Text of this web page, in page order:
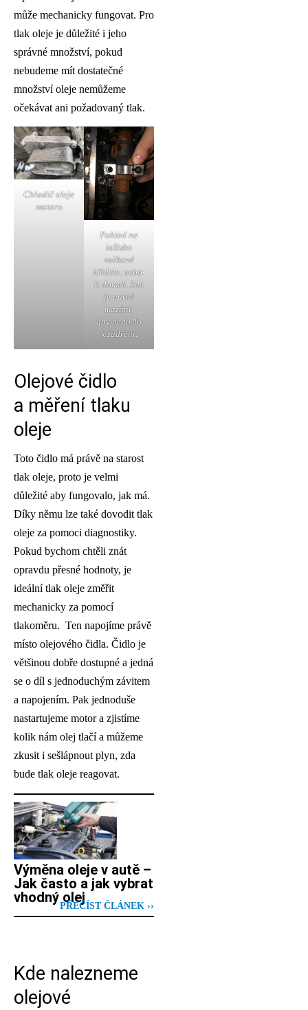
může mechanicky fungovat. Pro
tlak oleje je důležité i jeho
správné množství, pokud
nebudeme mít dostatečné
množství oleje nemůžeme
očekávat ani požadovaný tlak.
Chladič oleje
motoru
Pohled na
ložisko
vačkové
hřídele, nebo-
li domek. Zde
je nutné
mazání,
aby nedošlo
k zadření.
Olejové čidlo
a měření tlaku
oleje
Toto čidlo má právě na starost
tlak oleje, proto je velmi
důležité aby fungovalo, jak má.
Díky němu lze také dovodit tlak
oleje za pomoci diagnostiky.
Pokud bychom chtěli znát
opravdu přesné hodnoty, je
ideální tlak oleje změřit
mechanicky za pomocí
tlakoměru. Ten napojíme právě
místo olejového čidla. Čidlo je
většinou dobře dostupné a jedná
se o díl s jednoduchým závitem
a napojením. Pak jednoduše
nastartujeme motor a zjistíme
kolik nám olej tlačí a můžeme
zkusit i sešlápnout plyn, zda
bude tlak oleje reagovat.
Výměna oleje v autě –
Jak často a jak vybrat
vhodný olej
PŘEČÍST ČLÁNEK ››
Kde nalezneme
olejové